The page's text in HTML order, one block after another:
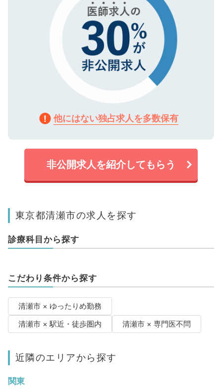
他にはない独占求人を多数保有
非公開求人を紹介してもらう
東京都清瀬市の求人を探す
診療科目から探す
こだわり条件から探す
清瀬市 × ゆったりめ勤務
清瀬市 × 駅近・徒歩圏内
清瀬市 × 専門医不問
近隣のエリアから探す
関東